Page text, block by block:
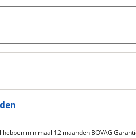
(0)
hebben minimaal 12 maanden BOVAG